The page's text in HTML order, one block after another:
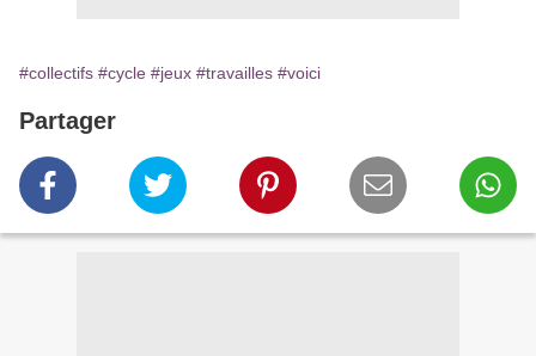
#collectifs #cycle #jeux #travailles #voici
Partager